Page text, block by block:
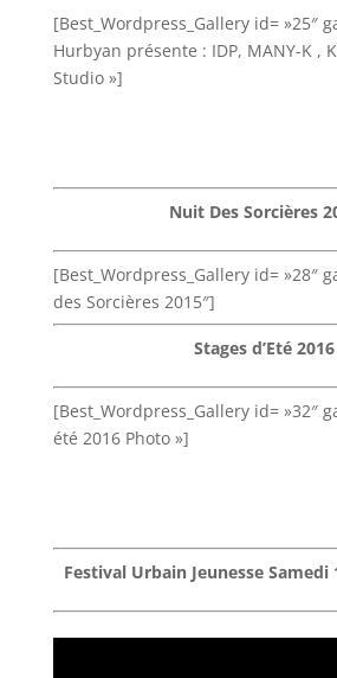
[Best_Wordpress_Gallery id= »25″
Hurbyan présente : IDP, MANY-K ,
Studio »]
Nuit Des Sorcières
[Best_Wordpress_Gallery id= »28″
des Sorcières 2015″]
Stages d’Eté 2016
[Best_Wordpress_Gallery id= »32″
été 2016 Photo »]
Festival Urbain Jeunesse Samedi